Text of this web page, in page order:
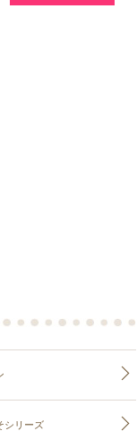
シリーズ